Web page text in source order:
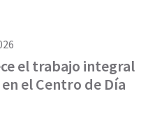
el trabajo integral
el Centro de Día